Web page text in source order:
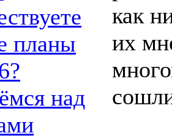
планы
над
как
их